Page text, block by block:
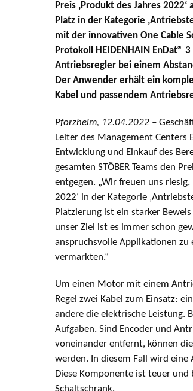
Preis ‚Produkt des Jahres
Platz in der Kategorie
mit der innovativen One Cable
Protokoll HEIDENHAIN EnDat®
Antriebsregler bei einem
Der Anwender erhält ein
Kabel und passendem
Pforzheim, 12.04.2022 –
Leiter des Management Centers
Entwicklung und Einkauf des
gesamten STÖBER Teams den
entgegen. „Wir freuen uns
2022‘ in der Kategorie
Platzierung ist ein starker
unser Ziel ist es immer schon
anspruchsvolle Applikationen zu
vermarkten.“
Um einen Motor mit einem
Regel zwei Kabel zum Einsatz:
andere die elektrische Leistung.
Aufgaben. Sind Encoder und
voneinander entfernt, können
werden. In diesem Fall wird eine
Diese Komponente ist teuer
Schaltschrank.